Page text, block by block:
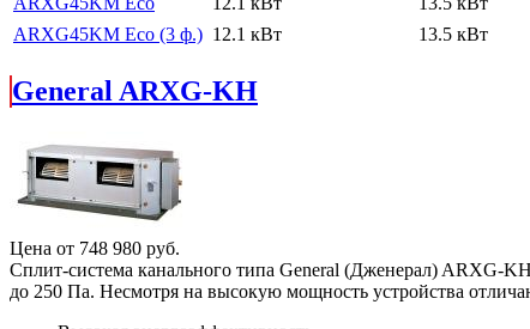
ARXG45KM Eco (3 ф.) 12.1 кВт 13.5 кВт
General ARXG-KH
Цена от 748 980 руб.
Cплит-система канального типа General (Дженерал) ARXG-
до 250 Па. Несмотря на высокую мощность устройства